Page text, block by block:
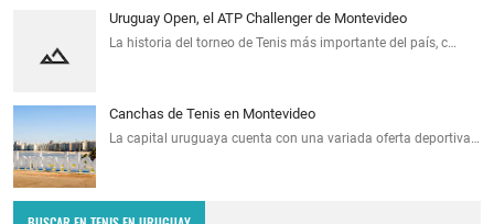
Uruguay Open, el ATP Challenger de Montevideo
La historia del torneo de Tenis más importante del país, c…
Canchas de Tenis en Montevideo
La capital uruguaya cuenta con una variada oferta deportiva…